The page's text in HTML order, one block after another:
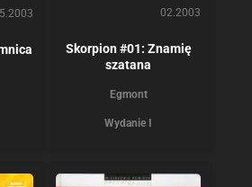
02.2003
Skorpion #01: Znamię
szatana
Egmont
Wydanie I